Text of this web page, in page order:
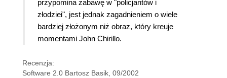
przypomina zabawę w "policjantów i
złodziei", jest jednak zagadnieniem o wiele
bardziej złożonym niż obraz, który kreuje
momentami John Chirillo.
Recenzja:
Software 2.0 Bartosz Basik, 09/2002